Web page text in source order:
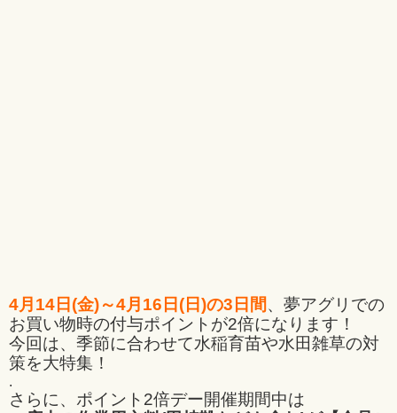
4月14日(金)～4月16日(日)の3日間、夢アグリでの
お買い物時の付与ポイントが2倍になります！
今回は、季節に合わせて水稲育苗や水田雑草の対
策を大特集！
.
さらに、ポイント2倍デー開催期間中は